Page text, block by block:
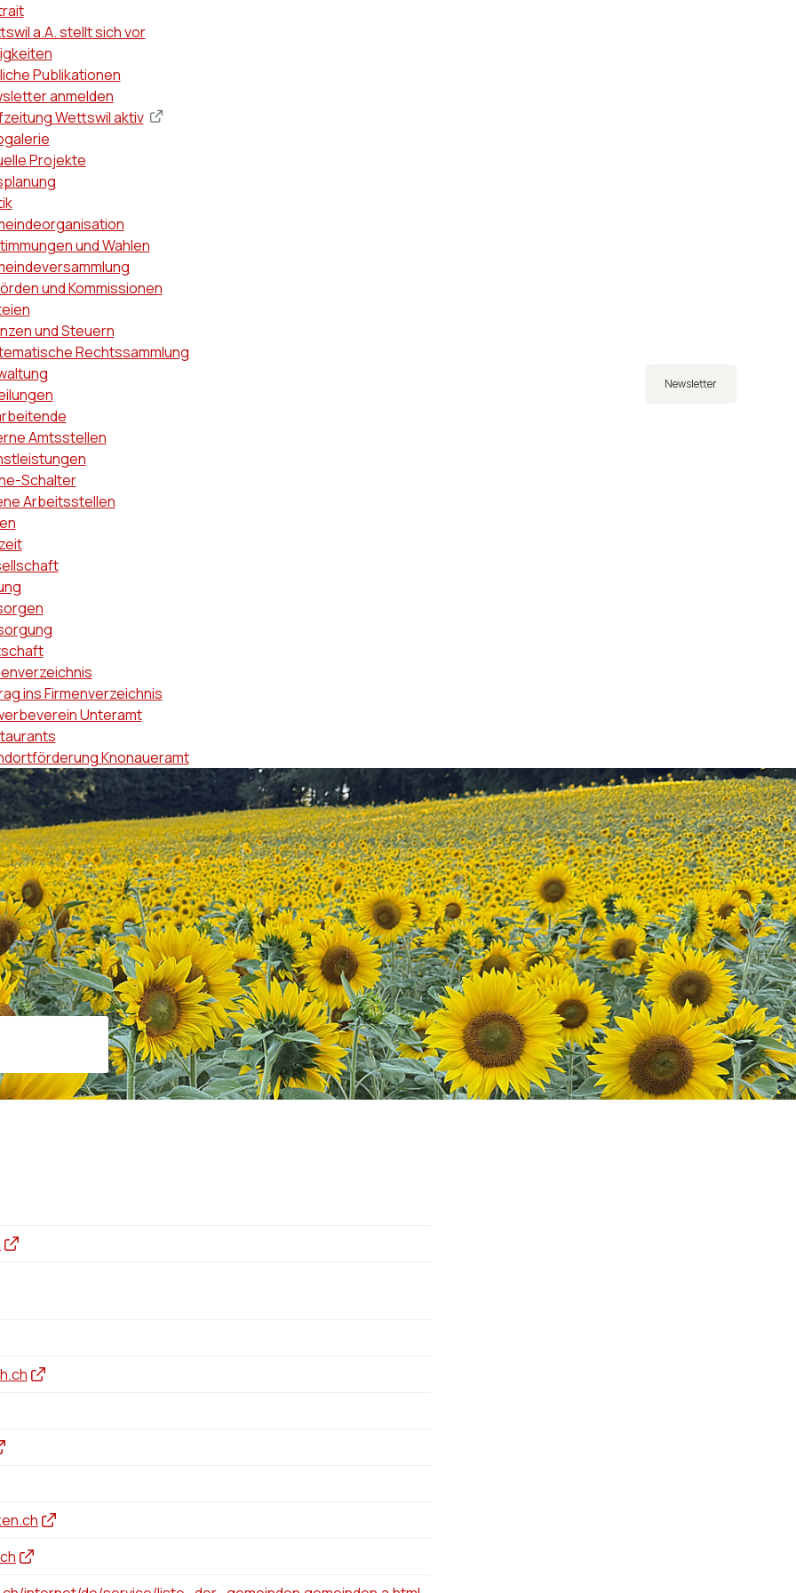
a.A. stellt sich vor
Publikationen
anmelden
Wettswil aktiv
Projekte
und Wahlen
und Kommissionen
und Steuern
Rechtssammlung
Amtsstellen
Schalter
Arbeitsstellen
ins Firmenverzeichnis
Unteramt
Knonaueramt
Newsletter
Suche starten